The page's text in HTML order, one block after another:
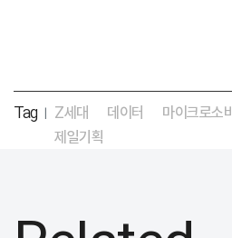
Tag | Z세대 데이터 마이크로소비
제일기획